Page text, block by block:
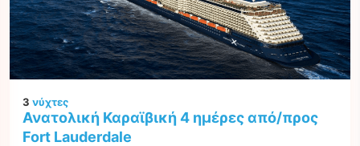
3 νύχτες
Ανατολική Καραϊβική 4 ημέρες από/προς
Fort Lauderdale